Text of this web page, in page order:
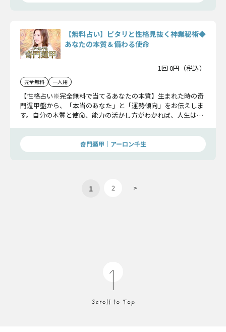
【無料占い】ピタリと性格見抜く神業秘術◆
あなたの本質＆備わる使命
1回 0円（税込）
完全無料 一人用
【性格占い※完全無料で当てるあなたの本質】生まれた時の奇
門遁甲盤から、「本当のあなた」と「運勢傾向」をお伝えしま
す。自分の本質と使命、能力の活かし方がわかれば、人生は成
奇門遁甲｜アーロン千生
1 2 >